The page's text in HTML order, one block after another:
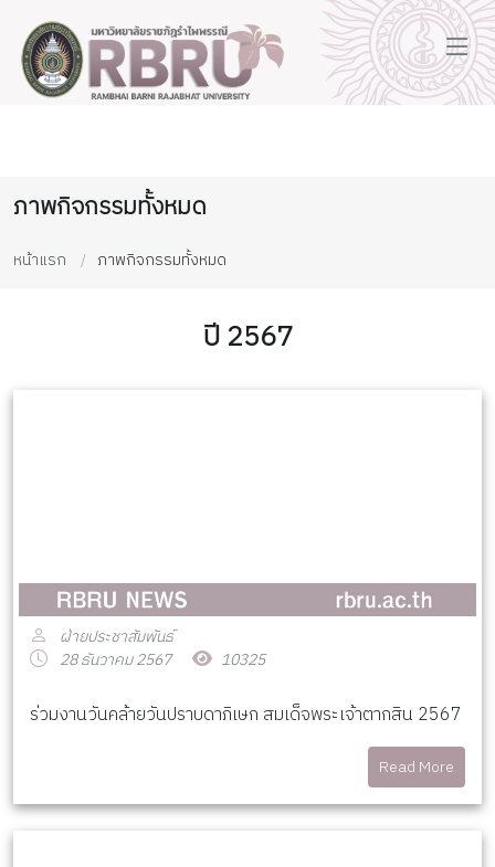
ภาพกิจกรรมทั้งหมด
หน้าแรก ภาพกิจกรรมทั้งหมด
ปี 2567
ฝ่ายประชาสัมพันธ์
28 ธันวาคม 2567
10325
ร่วมงานวันคล้ายวันปราบดาภิเษก สมเด็จพระเจ้าตากสิน 2567
Read More